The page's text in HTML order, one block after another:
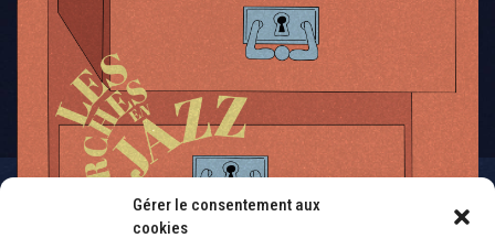
Gérer le consentement aux
cookies